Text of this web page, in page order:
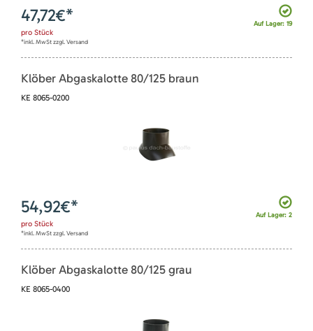
Auf Lager: 19
47,72€*
pro Stück
*inkl. MwSt zzgl. Versand
Klöber Abgaskalotte 80/125 braun
KE 8065-0200
Auf Lager: 2
54,92€*
pro Stück
*inkl. MwSt zzgl. Versand
Klöber Abgaskalotte 80/125 grau
KE 8065-0400